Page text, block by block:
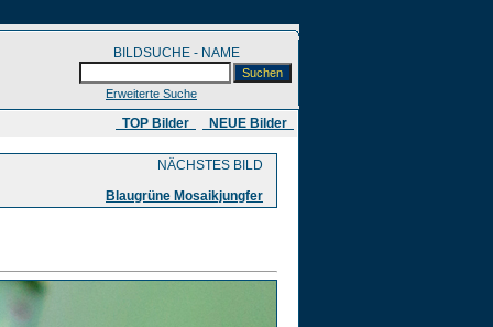
BILDSUCHE - NAME
Erweiterte Suche
​ TOP Bilder NEUE Bilder
NÄCHSTES BILD
Blaugrüne Mosaikjungfer